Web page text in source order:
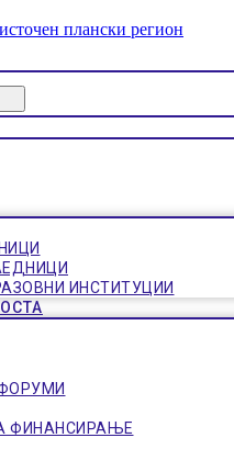
ИНСТИТУЦИИ
ФИНАНСИРАЊЕ